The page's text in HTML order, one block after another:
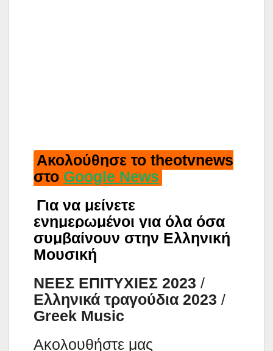
Ακολούθησε το theotvnews
στο Google News
Για να μείνετε
ενημερωμένοι για όλα όσα
συμβαίνουν στην Ελληνική
Μουσική
ΝΕΕΣ ΕΠΙΤΥΧΙΕΣ 2023 /
Ελληνικά τραγούδια 2023 /
Greek Music
Aκολουθήστε μας